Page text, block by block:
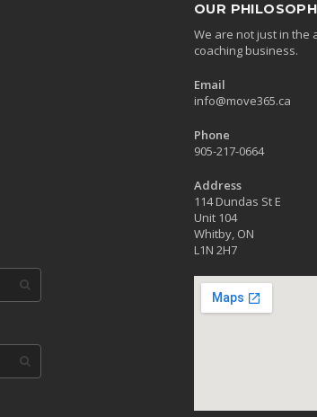
OUR
We are not just in the
coaching business.
Email
info@move365.ca
Phone
905-217-0664
Address
114 Dundas St E
Unit 104
Whitby, ON
L1N 2H7